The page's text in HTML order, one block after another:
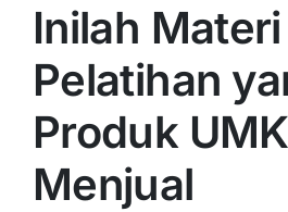
Inilah Materi
Pelatihan
Produk
Menjual